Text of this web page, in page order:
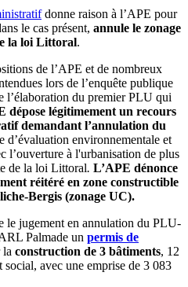
donne raison à l’APE pour
le cas présent, annule le zonage
la loi Littoral.
de l’APE et de nombreux
lors de l’enquête publique
l’élaboration du premier PLU qui
dépose légitimement un recours
demandant l’annulation du
d’évaluation environnementale et
l’ouverture à l'urbanisation de plus
de la loi Littoral. L’APE dénonce
réitéré en zone constructible
Bergis (zonage UC).
le jugement en annulation du PLU-
Palmade un permis de
la construction de 3 bâtiments, 12
social, avec une emprise de 3 083